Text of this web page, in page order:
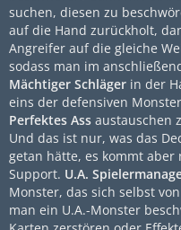
suchen, diesen zu
auf die Hand zurückholt,
Angreifer auf die gleiche
sodass man im
Mächtiger Schläger in der
eins der defensiven Monster
Perfektes Ass austauschen
Und das ist nur, was das
getan hätte, es kommt
Support. U.A.
Monster, das sich selbst
man ein U.A.-Monster